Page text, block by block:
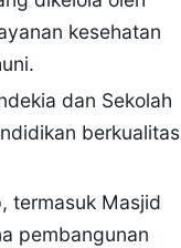
kesehatan
dan Sekolah
berkualitas
termasuk Masjid
pembangunan